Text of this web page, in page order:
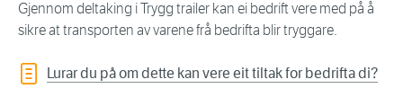
Gjennom deltaking i Trygg trailer kan ei bedrift vere med på å
sikre at transporten av varene frå bedrifta blir tryggare.
Lurar du på om dette kan vere eit tiltak for bedrifta di?